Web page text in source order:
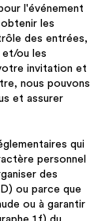
l'événement
les
des entrées,
et/ou les
invitation et
nous pouvons
et assurer
qui
personnel
des
ou parce que
ou à garantir